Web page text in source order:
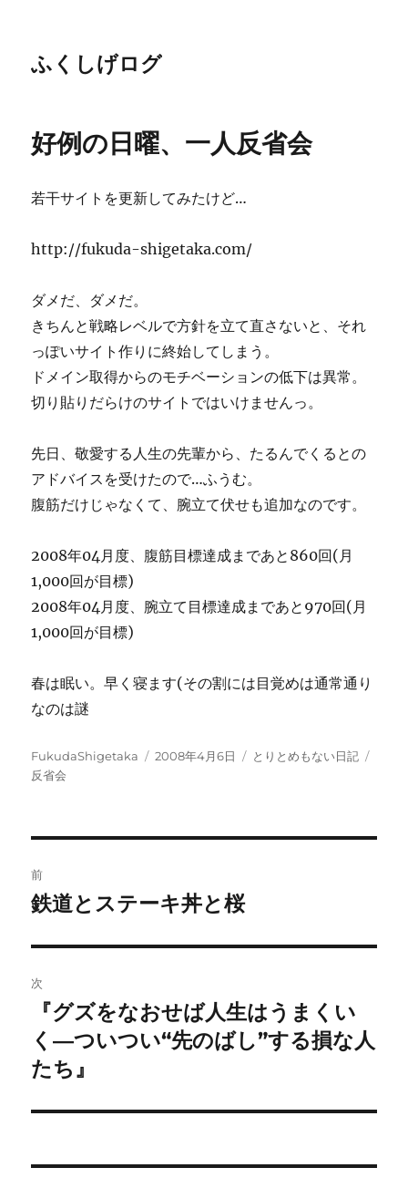
ふくしげログ
好例の日曜、一人反省会
若干サイトを更新してみたけど…
http://fukuda-shigetaka.com/
ダメだ、ダメだ。
きちんと戦略レベルで方針を立て直さないと、それ
っぽいサイト作りに終始してしまう。
ドメイン取得からのモチベーションの低下は異常。
切り貼りだらけのサイトではいけませんっ。
先日、敬愛する人生の先輩から、たるんでくるとの
アドバイスを受けたので…ふうむ。
腹筋だけじゃなくて、腕立て伏せも追加なのです。
2008年04月度、腹筋目標達成まであと860回(月
1,000回が目標)
2008年04月度、腕立て目標達成まであと970回(月
1,000回が目標)
春は眠い。早く寝ます(その割には目覚めは通常通り
なのは謎
投
稿
FukudaShigetaka
投
2008年4月6日
カ
とりとめもない日記
反省会
稿
ビ
ゲ
ー
シ
ン
前
前
投
稿:
鉄道とステーキ丼と桜
次
次
の
投
『グズをなおせば人生はうまくい
く―ついつい“先のばし”する損な人
たち』